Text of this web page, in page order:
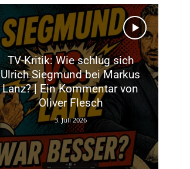
TV-Kritik: Wie schlug sich
Ulrich Siegmund bei Markus
Lanz? | Ein Kommentar von
Oliver Flesch
3. Juli 2026